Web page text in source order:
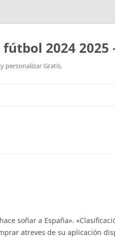
2024 2025
personalizar Gratis.
soñar a España».
atreves de su aplicación